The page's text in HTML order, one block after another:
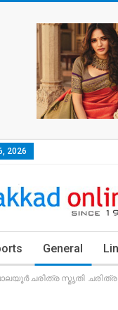
2026
General
ചരിത്ര സ്മൃതി